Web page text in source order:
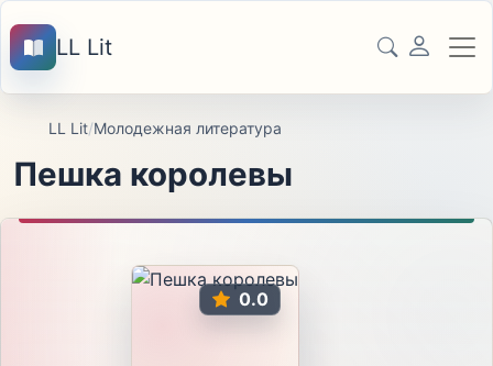
LL Lit
LL Lit/Молодежная литература
Пешка королевы
0.0